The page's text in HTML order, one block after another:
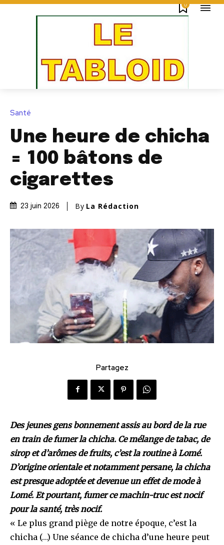
0
Santé
Une heure de chicha
= 100 bâtons de
cigarettes
23 juin 2026 By La Rédaction
Partagez
Des jeunes gens bonnement assis au bord de la rue
en train de fumer la chicha. Ce mélange de tabac, de
sirop et d’arômes de fruits, c’est la routine à Lomé.
D’origine orientale et notamment persane, la chicha
est presque adoptée et devenue un effet de mode à
Lomé. Et pourtant, fumer ce machin-truc est nocif
pour la santé, très nocif.
« Le plus grand piège de notre époque, c’est la
chicha (…) Une séance de chicha d’une heure peut